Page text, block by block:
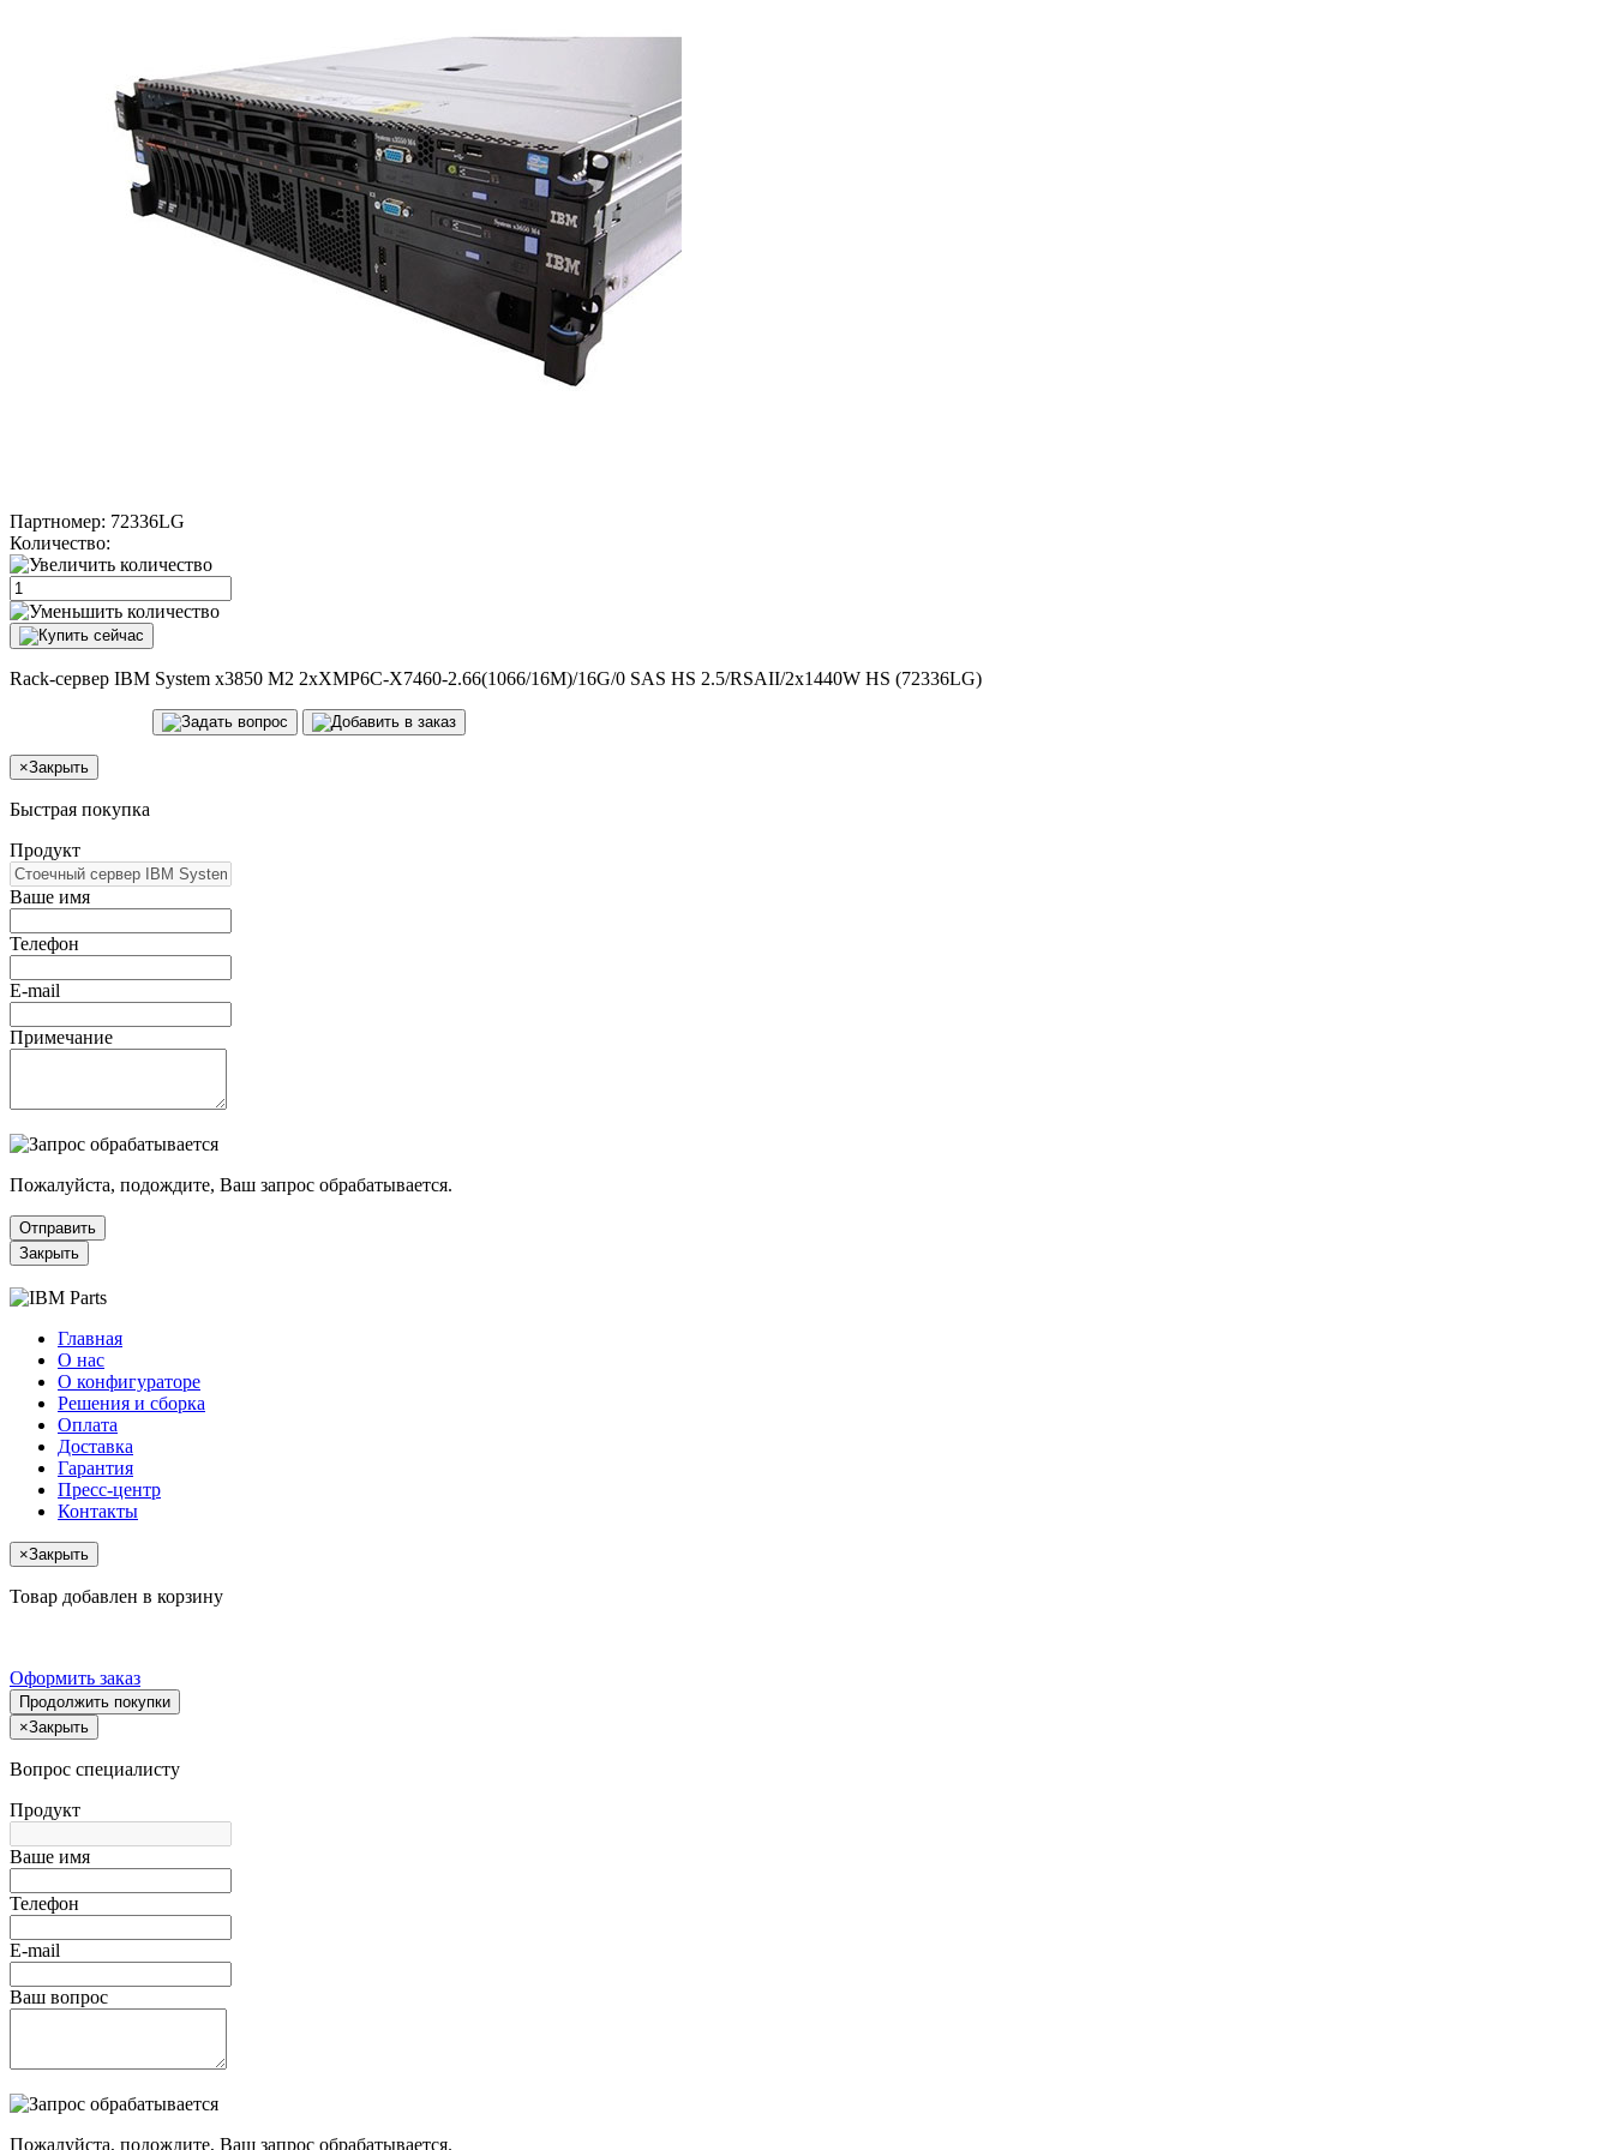
Партномер: 72336LG
Количество:
Rack-сервер IBM System x3850 M2 2xXMP6C-X7460-2.66(1066/16M)/16G/0 SAS HS 2.5/RSAII/2x1440W HS (72336LG)
×Закрыть
Быстрая покупка
Продукт
Ваше имя
Телефон
E-mail
Примечание
Пожалуйста, подождите, Ваш запрос обрабатывается.
Отправить
Закрыть
Главная
О нас
О конфигураторе
Решения и сборка
Оплата
Доставка
Гарантия
Пресс-центр
Контакты
×Закрыть
Товар добавлен в корзину
Оформить заказ
Продолжить покупки
×Закрыть
Вопрос специалисту
Продукт
Ваше имя
Телефон
E-mail
Ваш вопрос
Пожалуйста, подождите, Ваш запрос обрабатывается.